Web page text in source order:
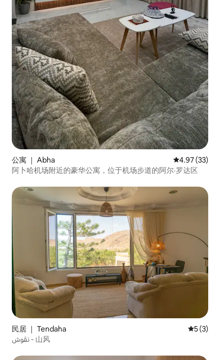
公寓 ｜ Abha 平均评分
4.97 (33)
阿卜哈机场附近的豪华公寓，位于机场步道的阿尔·罗达区
民居 ｜ Tendaha 平均评分
5 (3)
نقوش - 山风